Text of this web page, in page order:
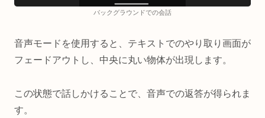
バックグラウンドでの会話
音声モードを使用すると、テキストでのやり取り画面が
フェードアウトし、中央に丸い物体が出現します。
この状態で話しかけることで、音声での返答が得られま
す。